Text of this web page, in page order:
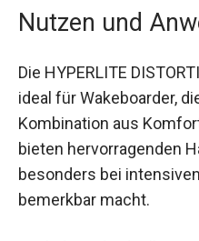
Nutzen und
Die HYPERLITE
ideal für Wakeboarder,
Kombination aus
bieten hervorragenden
besonders bei
bemerkbar macht.